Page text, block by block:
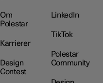
Om
Polestar
Karrierer
Design
Contest
LinkedIn
TikTok
Polestar
Community